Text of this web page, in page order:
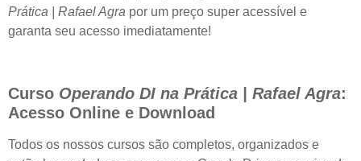
Prática | Rafael Agra por um preço super acessível e
garanta seu acesso imediatamente!
Curso Operando DI na Prática | Rafael Agra:
Acesso Online e Download
Todos os nossos cursos são completos, organizados e